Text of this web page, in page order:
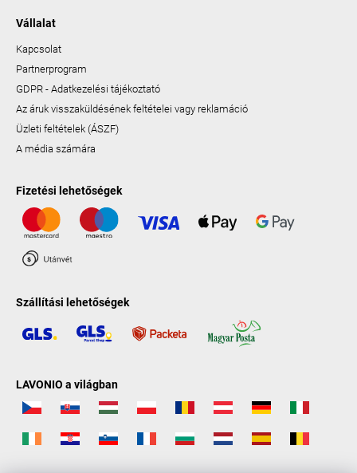
Vállalat
Kapcsolat
Partnerprogram
GDPR - Adatkezelési tájékoztató
Az áruk visszaküldésének feltételei vagy reklamáció
Üzleti feltételek (ÁSZF)
A média számára
Fizetési lehetőségek
Szállítási lehetőségek
LAVONIO a világban